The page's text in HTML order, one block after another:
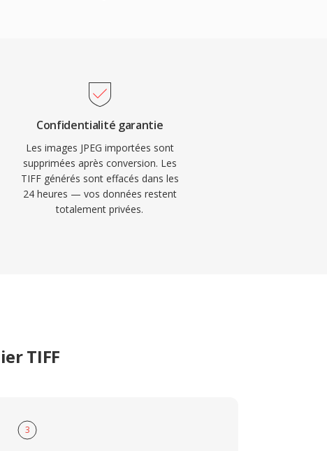
Confidentialité garantie
Les images JPEG importées sont
supprimées après conversion. Les
TIFF générés sont effacés dans les
24 heures — vos données restent
totalement privées.
TIFF
3